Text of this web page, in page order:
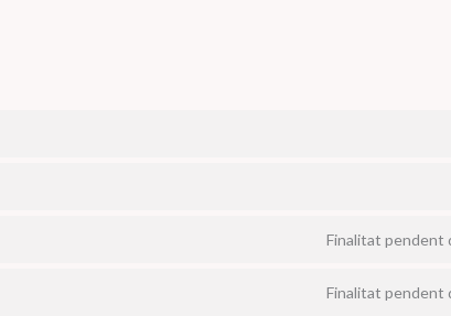
Finalitat pendent
Finalitat pendent